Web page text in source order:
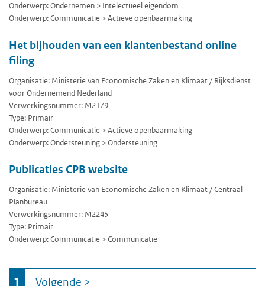
Onderwerp: Ondernemen > Intelectueel eigendom
Onderwerp: Communicatie > Actieve openbaarmaking
Het bijhouden van een klantenbestand online
filing
Organisatie: Ministerie van Economische Zaken en Klimaat / Rijksdienst
voor Ondernemend Nederland
Verwerkingsnummer: M2179
Type: Primair
Onderwerp: Communicatie > Actieve openbaarmaking
Onderwerp: Ondersteuning > Ondersteuning
Publicaties CPB website
Organisatie: Ministerie van Economische Zaken en Klimaat / Centraal
Planbureau
Verwerkingsnummer: M2245
Type: Primair
Onderwerp: Communicatie > Communicatie
1 Volgende >